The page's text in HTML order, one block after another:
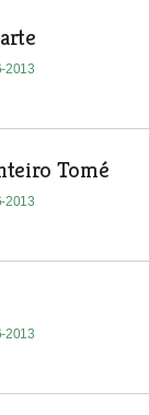
2013
Tomé
2013
2013